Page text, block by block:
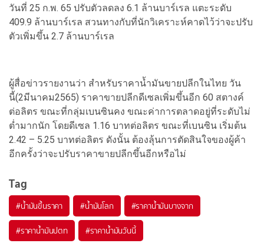
วันที่ 25 ก.พ. 65 ปรับตัวลดลง 6.1 ล้านบาร์เรล แตะระดับ
409.9 ล้านบาร์เรล สวนทางกับที่นักวิเคราะห์คาดไว้ว่าจะปรับ
ตัวเพิ่มขึ้น 2.7 ล้านบาร์เรล
ผู้สื่อข่าวรายงานว่า สำหรับราคาน้ำมันขายปลีกในไทย วัน
นี้(2มีนาคม2565) ราคาขายปลีกดีเซลเพิ่มขึ้นอีก 60 สตางค์
ต่อลิตร ขณะที่กลุ่มเบนซินคง ขณะค่าการตลาดอยู่ที่ระดับไม่
ต่ำมากนัก โดยดีเซล 1.16 บาทต่อลิตร ขณะที่เบนซิน เริ่มต้น
2.42 – 5.25 บาทต่อลิตร ดังนั้น ต้องลุ้นการตัดสินใจของผู้ค้า
อีกครั้งว่าจะปรับราคาขายปลีกขึ้นอีกหรือไม่
Tag
#น้ำมันขึ้นราคา #น้ำมันโลก #ราคาน้ำมันบางจาก
#ราคาน้ำมันปตท #ราคาน้ำมันวันนี้